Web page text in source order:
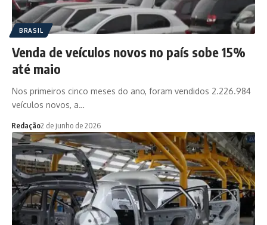
BRASIL
Venda de veículos novos no país sobe 15%
até maio
Nos primeiros cinco meses do ano, foram vendidos 2.226.984
veículos novos, a…
Redação2 de junho de 2026